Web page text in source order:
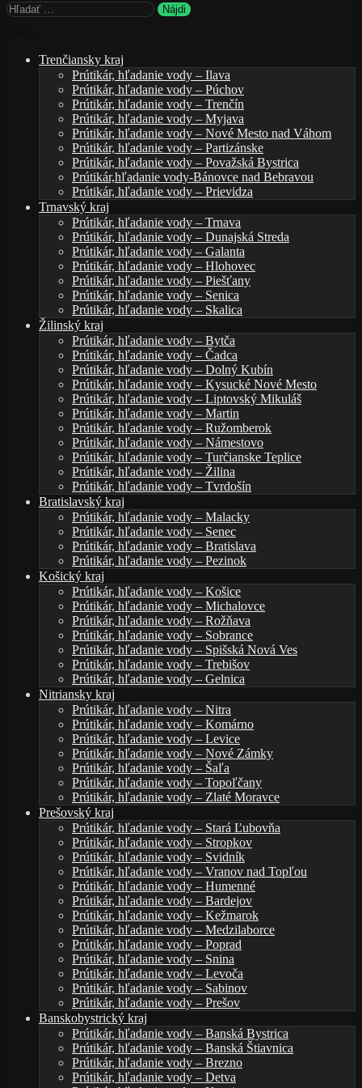
Hľadať:
Trenčiansky kraj
Prútikár, hľadanie vody – Ilava
Prútikár, hľadanie vody – Púchov
Prútikár, hľadanie vody – Trenčín
Prútikár, hľadanie vody – Myjava
Prútikár, hľadanie vody – Nové Mesto nad Váhom
Prútikár, hľadanie vody – Partizánske
Prútikár, hľadanie vody – Považská Bystrica
Prútikár,hľadanie vody-Bánovce nad Bebravou
Prútikár, hľadanie vody – Prievidza
Trnavský kraj
Prútikár, hľadanie vody – Trnava
Prútikár, hľadanie vody – Dunajská Streda
Prútikár, hľadanie vody – Galanta
Prútikár, hľadanie vody – Hlohovec
Prútikár, hľadanie vody – Piešťany
Prútikár, hľadanie vody – Senica
Prútikár, hľadanie vody – Skalica
Žilinský kraj
Prútikár, hľadanie vody – Bytča
Prútikár, hľadanie vody – Čadca
Prútikár, hľadanie vody – Dolný Kubín
Prútikár, hľadanie vody – Kysucké Nové Mesto
Prútikár, hľadanie vody – Liptovský Mikuláš
Prútikár, hľadanie vody – Martin
Prútikár, hľadanie vody – Ružomberok
Prútikár, hľadanie vody – Námestovo
Prútikár, hľadanie vody – Turčianske Teplice
Prútikár, hľadanie vody – Žilina
Prútikár, hľadanie vody – Tvrdošín
Bratislavský kraj
Prútikár, hľadanie vody – Malacky
Prútikár, hľadanie vody – Senec
Prútikár, hľadanie vody – Bratislava
Prútikár, hľadanie vody – Pezinok
Košický kraj
Prútikár, hľadanie vody – Košice
Prútikár, hľadanie vody – Michalovce
Prútikár, hľadanie vody – Rožňava
Prútikár, hľadanie vody – Sobrance
Prútikár, hľadanie vody – Spišská Nová Ves
Prútikár, hľadanie vody – Trebišov
Prútikár, hľadanie vody – Gelnica
Nitriansky kraj
Prútikár, hľadanie vody – Nitra
Prútikár, hľadanie vody – Komárno
Prútikár, hľadanie vody – Levice
Prútikár, hľadanie vody – Nové Zámky
Prútikár, hľadanie vody – Šaľa
Prútikár, hľadanie vody – Topoľčany
Prútikár, hľadanie vody – Zlaté Moravce
Prešovský kraj
Prútikár, hľadanie vody – Stará Ľubovňa
Prútikár, hľadanie vody – Stropkov
Prútikár, hľadanie vody – Svidník
Prútikár, hľadanie vody – Vranov nad Topľou
Prútikár, hľadanie vody – Humenné
Prútikár, hľadanie vody – Bardejov
Prútikár, hľadanie vody – Kežmarok
Prútikár, hľadanie vody – Medzilaborce
Prútikár, hľadanie vody – Poprad
Prútikár, hľadanie vody – Snina
Prútikár, hľadanie vody – Levoča
Prútikár, hľadanie vody – Sabinov
Prútikár, hľadanie vody – Prešov
Banskobystrický kraj
Prútikár, hľadanie vody – Banská Bystrica
Prútikár, hľadanie vody – Banská Štiavnica
Prútikár, hľadanie vody – Brezno
Prútikár, hľadanie vody – Detva